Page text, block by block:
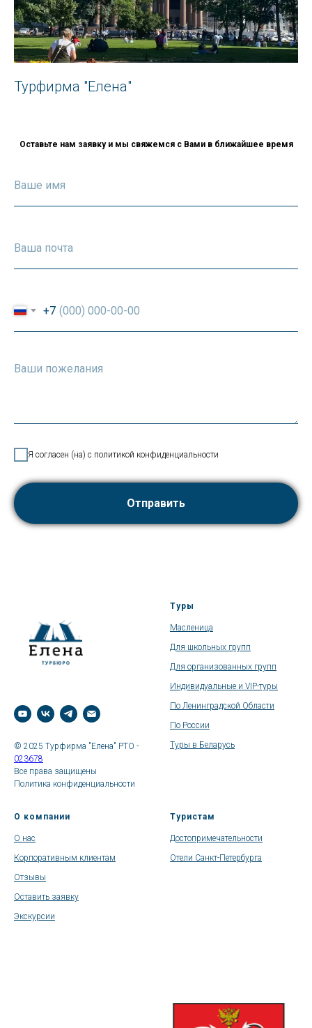
Турфирма "Елена"
Оставьте нам заявку и мы свяжемся с Вами в ближайшее время
+7
Я согласен (на) с политикой конфиденциальности
Отправить
© 2025 Турфирма "Елена" РТО -
023678
Все права защищены
Политика конфиденциальности
Туры
Масленица
Для школьных групп
Для организованных групп
Индивидуальные и VIP-туры
По Ленинградской Области
По России
Туры в Беларусь
О компании
О нас
Корпоративным клиентам
Отзывы
Оставить заявку
Экскурсии
Туристам
Достопримечательности
Отели Санкт-Петербурга